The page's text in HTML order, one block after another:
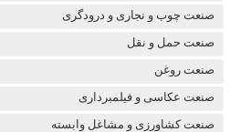
صنعت چوب و نجاری و درودگری
صنعت حمل و نقل
صنعت روغن
صنعت عکاسی و فیلمبرداری
صنعت کشاورزی و مشاغل وابسته